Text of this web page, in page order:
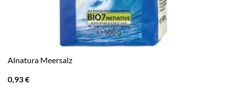
Alnatura Meersalz
0,93€